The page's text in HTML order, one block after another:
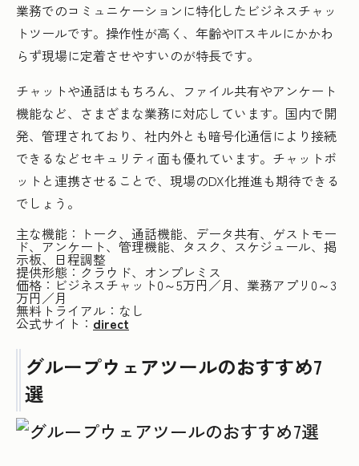
業務でのコミュニケーションに特化したビジネスチャッ
トツールです。操作性が高く、年齢やITスキルにかかわ
らず現場に定着させやすいのが特長です。
チャットや通話はもちろん、ファイル共有やアンケート
機能など、さまざまな業務に対応しています。国内で開
発、管理されており、社内外とも暗号化通信により接続
できるなどセキュリティ面も優れています。チャットボ
ットと連携させることで、現場のDX化推進も期待できる
でしょう。
主な機能：トーク、通話機能、データ共有、ゲストモー
ド、アンケート、管理機能、タスク、スケジュール、掲
示板、日程調整
提供形態：クラウド、オンプレミス
価格：ビジネスチャット0～5万円／月、業務アプリ0～3
万円／月
無料トライアル：なし
公式サイト： direct
グループウェアツールのおすすめ7
選